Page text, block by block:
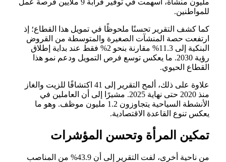
مليون منشأة، أسهمت في توفير قرابة 9 ملايين فرصة عمل
للمواطنين.
كما كشف التقرير تحسنًا ملحوظًا في تمويل هذا القطاع؛ إذ
ارتفعت حصة المنشآت الصغيرة والمتوسطة من القروض
البنكية إلى 11.3% مقارنة بنحو 2% فقط عند بداية إطلاق
رؤية 2030. ما يعكس توسع فرص التمويل ودعم نمو هذا
القطاع الحيوي.
علاوة على ذلك، ألمح التقرير إلى 41 اكتشافًا للزيت والغاز
منذ 2020 حتى نهاية 2025. مشيرًا إلى أن العاملين في
الأنشطة السياحية يتجاوزون 1.2 مليون موظف. وهو ما
يعكس تنوع القاعدة الاقتصادية.
تمكين المرأة وتحسن المؤشرات
من ناحية أخرى، لفت التقرير إلى أن 43.9% من المناصب